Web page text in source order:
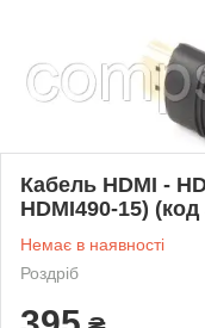
Кабель HDMI -
HDMI490-15) (код
Немає в наявності
Роздріб